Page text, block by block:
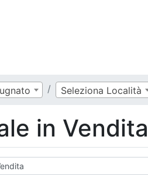
Seleziona Località
in